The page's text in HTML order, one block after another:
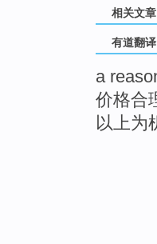
相关文章
有道翻译
a
价格合
以上为